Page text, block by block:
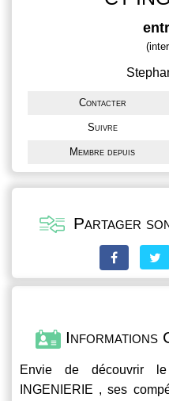
Contacter
Suivre
Membre depuis
Partager
Informations
Envie de découvrir
INGENIERIE , ses